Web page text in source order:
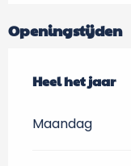
Openingstijden
Heel het jaar
Heel het jaar
Maandag